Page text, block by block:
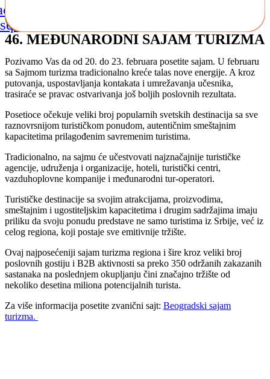
square
46. MEĐUNARODNI SAJAM TURIZMA
Pozivamo Vas da od 20. do 23. februara posetite sajam. U februaru
sa Sajmom turizma tradicionalno kreće talas nove energije. A kroz
putovanja, uspostavljanja kontakata i umrežavanja učesnika,
trasiraće se pravac ostvarivanja još boljih poslovnih rezultata.
Posetioce očekuje veliki broj popularnih svetskih destinacija sa sve
raznovrsnijom turističkom ponudom, autentičnim smeštajnim
kapacitetima prilagođenim savremenim turistima.
Tradicionalno, na sajmu će učestvovati najznačajnije turističke
agencije, udruženja i organizacije, hoteli, turistički centri,
vazduhoplovne kompanije i međunarodni tur-operatori.
Turističke destinacije sa svojim atrakcijama, proizvodima,
smeštajnim i ugostiteljskim kapacitetima i drugim sadržajima imaju
priliku da svoju ponudu predstave ne samo turistima iz Srbije, već iz
celog regiona, koji postaje sve emitivnije tržište.
Ovaj najposećeniji sajam turizma regiona i šire kroz veliki broj
poslovnih gostiju i B2B aktivnosti sa preko 350 održanih zakazanih
sastanaka na poslednjem okupljanju čini značajno tržište od
nekoliko desetina miliona potencijalnih turista.
Za više informacija posetite zvanični sajt: Beogradski sajam
turizma.